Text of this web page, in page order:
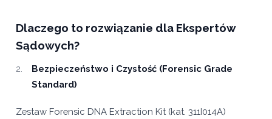
Dlaczego to rozwiązanie dla Ekspertów
Sądowych?
Bezpieczeństwo i Czystość (Forensic Grade
Standard)
Zestaw Forensic DNA Extraction Kit (kat. 311I014A)